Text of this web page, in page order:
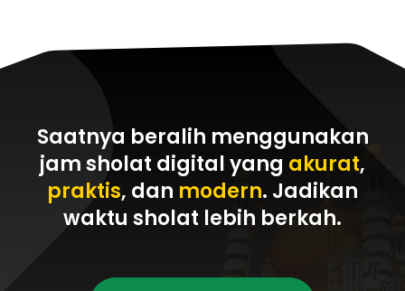
Saatnya beralih menggunakan
jam sholat digital yang akurat,
praktis, dan modern. Jadikan
waktu sholat lebih berkah.